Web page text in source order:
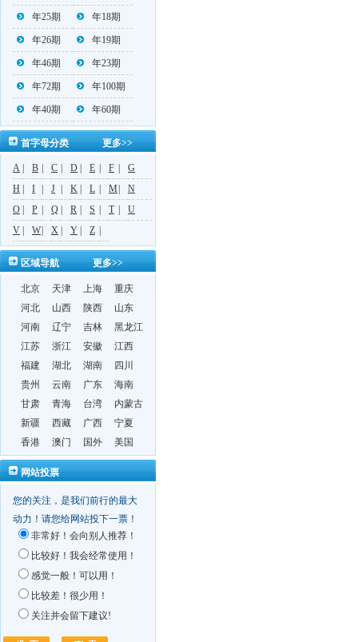
年25期 年18期
年26期 年19期
年46期 年23期
年72期 年100期
年40期 年60期
更多>>
首字母分类
A B C D E F
G
H
I J K L M
N
O
P Q R S T
U
V
W X Y Z
更多>>
区域导航
北京 天津 上海
重庆
河北
山西 陕西
山东
河南
辽宁 吉林
黑龙江
江苏
浙江 安徽
江西
福建
湖北 湖南
四川
贵州
云南 广东
海南
甘肃
青海 台湾
内蒙古
新疆
西藏 广西
宁夏
香港
澳门 国外 美国
网站投票
您的关注，是我们前行的最大
动力！请您给网站投下一票！
非常好！会向别人推荐！
比较好！我会经常使用！
感觉一般！可以用！
比较差！很少用！
关注并会留下建议!